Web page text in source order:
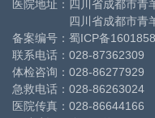
医院地址：四川省成都市青
四川省成都市青羊区
备案编号： 蜀ICP备
联系电话：028-
体检咨询：028-86277929
急救电话：028-86263024
医院传真：028-86644166